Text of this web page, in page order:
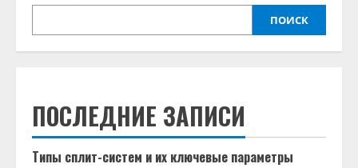
ПОИСК
ПОСЛЕДНИЕ ЗАПИСИ
Типы сплит-систем и их ключевые параметры